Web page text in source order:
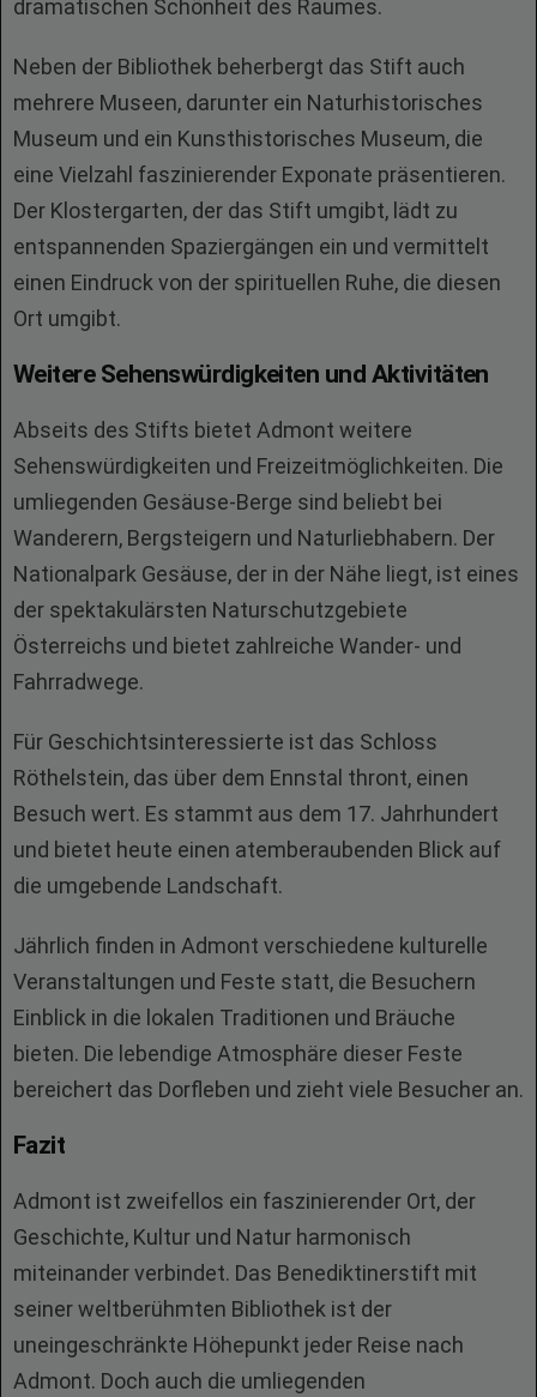
dramatischen Schönheit des Raumes.
Neben der Bibliothek beherbergt das Stift auch
mehrere Museen, darunter ein Naturhistorisches
Museum und ein Kunsthistorisches Museum, die
eine Vielzahl faszinierender Exponate präsentieren.
Der Klostergarten, der das Stift umgibt, lädt zu
entspannenden Spaziergängen ein und vermittelt
einen Eindruck von der spirituellen Ruhe, die diesen
Ort umgibt.
Weitere Sehenswürdigkeiten und Aktivitäten
Abseits des Stifts bietet Admont weitere
Sehenswürdigkeiten und Freizeitmöglichkeiten. Die
umliegenden Gesäuse-Berge sind beliebt bei
Wanderern, Bergsteigern und Naturliebhabern. Der
Nationalpark Gesäuse, der in der Nähe liegt, ist eines
der spektakulärsten Naturschutzgebiete
Österreichs und bietet zahlreiche Wander- und
Fahrradwege.
Für Geschichtsinteressierte ist das Schloss
Röthelstein, das über dem Ennstal thront, einen
Besuch wert. Es stammt aus dem 17. Jahrhundert
und bietet heute einen atemberaubenden Blick auf
die umgebende Landschaft.
Jährlich finden in Admont verschiedene kulturelle
Veranstaltungen und Feste statt, die Besuchern
Einblick in die lokalen Traditionen und Bräuche
bieten. Die lebendige Atmosphäre dieser Feste
bereichert das Dorfleben und zieht viele Besucher an.
Fazit
Admont ist zweifellos ein faszinierender Ort, der
Geschichte, Kultur und Natur harmonisch
miteinander verbindet. Das Benediktinerstift mit
seiner weltberühmten Bibliothek ist der
uneingeschränkte Höhepunkt jeder Reise nach
Admont. Doch auch die umliegenden